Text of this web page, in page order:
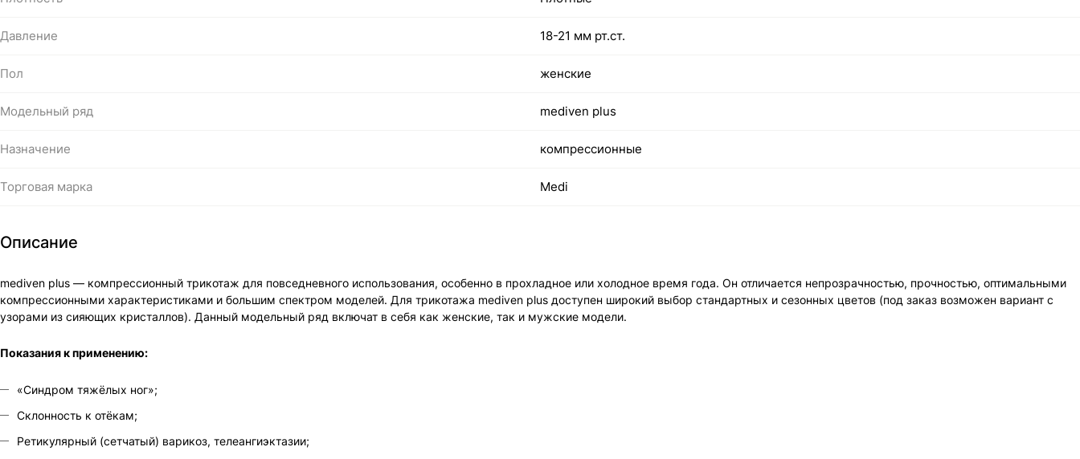
Давление 18-21 мм рт.ст.
Пол женские
Модельный ряд mediven plus
Назначение компрессионные
Торговая марка Medi
Описание
mediven plus — компрессионный трикотаж для повседневного использования, особенно в прохладное или холодное время года. Он отличается непрозрачностью, прочностью, оптимальными
компрессионными характеристиками и большим спектром моделей. Для трикотажа mediven plus доступен широкий выбор стандартных и сезонных цветов (под заказ возможен вариант с
узорами из сияющих кристаллов). Данный модельный ряд включат в себя как женские, так и мужские модели.
Показания к применению:
«Синдром тяжёлых ног»;
Склонность к отёкам;
Ретикулярный (сетчатый) варикоз, телеангиэктазии;